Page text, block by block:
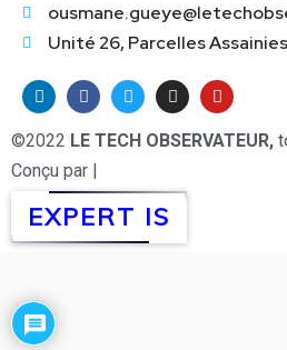
Unité 26, Parcelles
©2022 LE TECH OBSERVATEUR,
Conçu par |
EXPERT IS